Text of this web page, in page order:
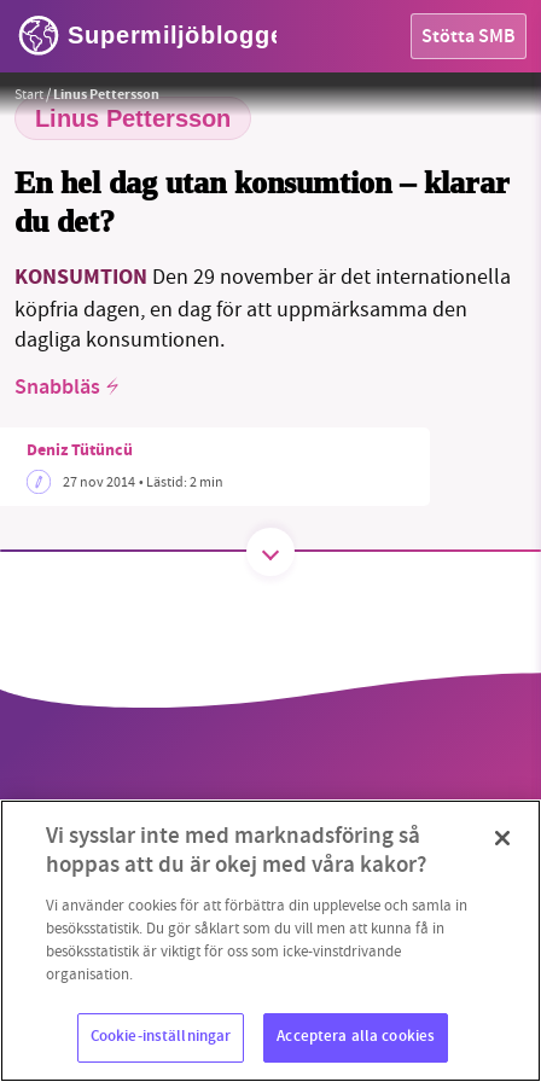
Supermiljöbloggen Stötta SMB
OMRÅDEN
MILJÖFAKTA
OM OSS
Sök Sparade inlägg Tipsa oss
Threads
Start/Linus Pettersson
Linus Pettersson
En hel dag utan konsumtion – klarar
du det?
KONSUMTION Den 29 november är det internationella
köpfria dagen, en dag för att uppmärksamma den
dagliga konsumtionen.
Snabbläs
Deniz Tütüncü
27 nov 2014• Lästid:2 min
www.tOrange.us "shop for fashion"
Copyright 2023 © Supermiljöbloggen Cookieinställningar
starten 2010 har vår ideella redaktion drivit
miljödebatten framåt genom
vill hjälpa oss.
Stötta vårt arbete genom att swisha en slant till
1231368703
Läs vad vi vill göra
Vi sysslar inte med marknadsföring så
hoppas att du är okej med våra kakor?
Vi använder cookies för att förbättra din upplevelse och samla in
besöksstatistik. Du gör såklart som du vill men att kunna få in
besöksstatistik är viktigt för oss som icke-vinstdrivande
organisation.
Cookie-inställningar Acceptera alla cookies